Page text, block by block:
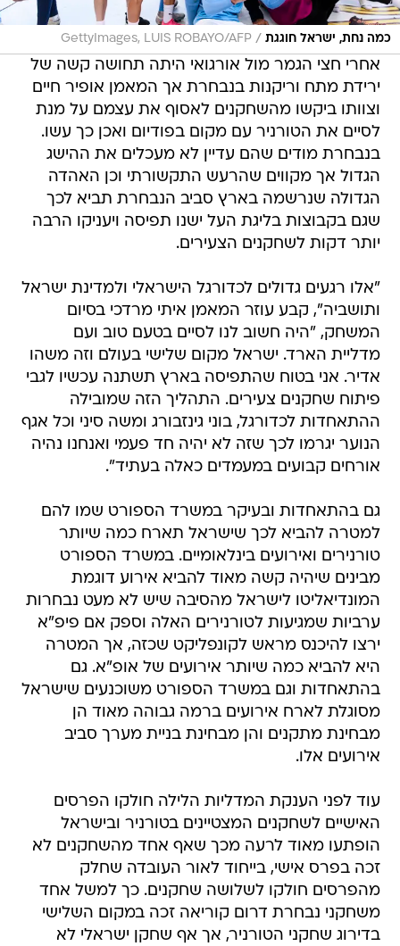
כמה נחת, ישראל חוגגת /
GettyImages, LUIS ROBAYO/AFP
אחרי חצי הגמר מול אורגואי היתה תחושה קשה של
ירידת מתח וריקנות בנבחרת אך המאמן אופיר חיים
וצוותו ביקשו מהשחקנים לאסוף את עצמם על מנת
לסיים את הטורניר עם מקום בפודיום ואכן כך עשו.
בנבחרת מודים שהם עדיין לא מעכלים את ההישג
הגדול אך מקווים שהרעש התקשורתי וכן האהדה
הגדולה שנרשמה בארץ סביב הנבחרת תביא לכך
שגם בקבוצות בליגת העל ישנו תפיסה ויעניקו הרבה
יותר דקות לשחקנים הצעירים.
"אלו רגעים גדולים לכדורגל הישראלי ולמדינת ישראל
ותושביה", קבע עוזר המאמן איתי מרדכי בסיום
המשחק, "היה חשוב לנו לסיים בטעם טוב ועם
מדליית הארד. ישראל מקום שלישי בעולם וזה משהו
אדיר. אני בטוח שהתפיסה בארץ תשתנה עכשיו לגבי
פיתוח שחקנים צעירים. התהליך הזה שמובילה
ההתאחדות לכדורגל, בוני גינזבורג ומשה סיני וכל אגף
הנוער יגרמו לכך שזה לא יהיה חד פעמי ואנחנו נהיה
אורחים קבועים במעמדים כאלה בעתיד".
גם בהתאחדות ובעיקר במשרד הספורט שמו להם
למטרה להביא לכך שישראל תארח כמה שיותר
טורנירים ואירועים בינלאומיים. במשרד הספורט
מבינים שיהיה קשה מאוד להביא אירוע דוגמת
המונדיאליטו לישראל מהסיבה שיש לא מעט נבחרות
ערביות שמגיעות לטורנירים האלה וספק אם פיפ"א
ירצו להיכנס מראש לקונפליקט שכזה, אך המטרה
היא להביא כמה שיותר אירועים של אופ"א. גם
בהתאחדות וגם במשרד הספורט משוכנעים שישראל
מסוגלת לארח אירועים ברמה גבוהה מאוד הן
מבחינת מתקנים והן מבחינת בניית מערך סביב
אירועים אלו.
עוד לפני הענקת המדליות הלילה חולקו הפרסים
האישיים לשחקנים המצטיינים בטורניר ובישראל
הופתעו מאוד לרעה מכך שאף אחד מהשחקנים לא
זכה בפרס אישי, בייחוד לאור העובדה שחלק
מהפרסים חולקו לשלושה שחקנים. כך למשל אחד
משחקני נבחרת דרום קוריאה זכה במקום השלישי
בדירוג שחקני הטורניר, אך אף שחקן ישראלי לא